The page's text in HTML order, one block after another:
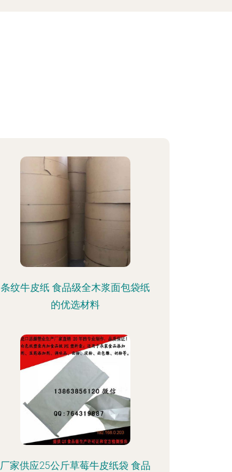
条纹牛皮纸 食品级全木浆面包袋纸
的优选材料
厂家供应25公斤草莓牛皮纸袋 食品